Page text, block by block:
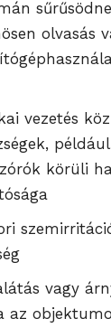
olvasás
vezetés
például
körüli
vagy
az